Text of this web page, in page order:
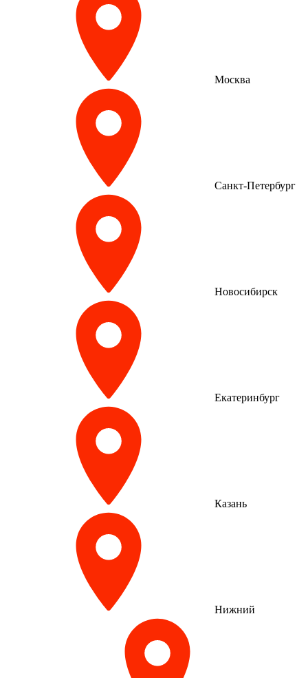
Москва
Санкт-Петербург
Новосибирск
Екатеринбург
Казань
Нижний